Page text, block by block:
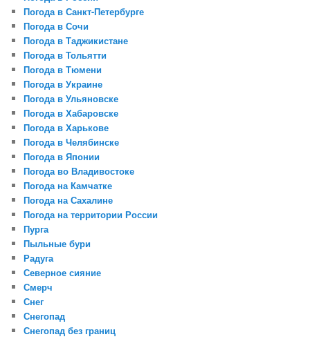
Погода в Санкт-Петербурге
Погода в Сочи
Погода в Таджикистане
Погода в Тольятти
Погода в Тюмени
Погода в Украине
Погода в Ульяновске
Погода в Хабаровске
Погода в Харькове
Погода в Челябинске
Погода в Японии
Погода во Владивостоке
Погода на Камчатке
Погода на Сахалине
Погода на территории России
Пурга
Пыльные бури
Радуга
Северное сияние
Смерч
Снег
Снегопад
Снегопад без границ